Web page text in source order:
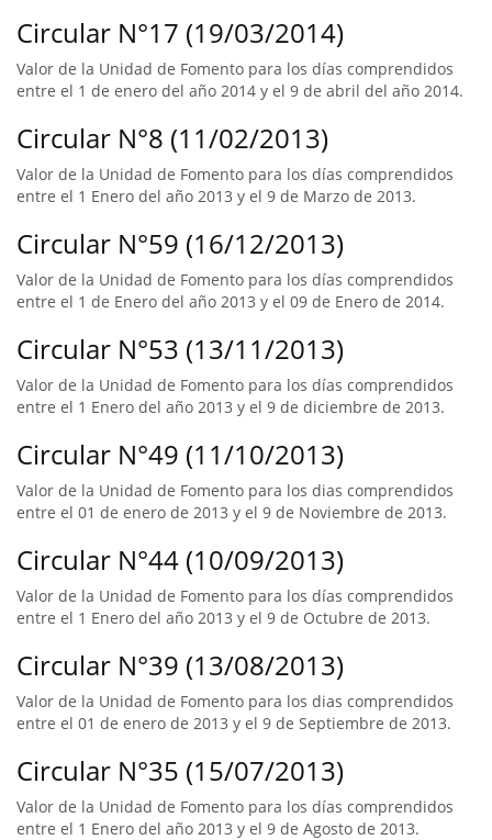
Circular N°17 (19/03/2014)
Valor de la Unidad de Fomento para los días comprendidos
entre el 1 de enero del año 2014 y el 9 de abril del año 2014.
Circular N°8 (11/02/2013)
Valor de la Unidad de Fomento para los días comprendidos
entre el 1 Enero del año 2013 y el 9 de Marzo de 2013.
Circular N°59 (16/12/2013)
Valor de la Unidad de Fomento para los días comprendidos
entre el 1 de Enero del año 2013 y el 09 de Enero de 2014.
Circular N°53 (13/11/2013)
Valor de la Unidad de Fomento para los días comprendidos
entre el 1 Enero del año 2013 y el 9 de diciembre de 2013.
Circular N°49 (11/10/2013)
Valor de la Unidad de Fomento para los dias comprendidos
entre el 01 de enero de 2013 y el 9 de Noviembre de 2013.
Circular N°44 (10/09/2013)
Valor de la Unidad de Fomento para los días comprendidos
entre el 1 Enero del año 2013 y el 9 de Octubre de 2013.
Circular N°39 (13/08/2013)
Valor de la Unidad de Fomento para los dias comprendidos
entre el 01 de enero de 2013 y el 9 de Septiembre de 2013.
Circular N°35 (15/07/2013)
Valor de la Unidad de Fomento para los días comprendidos
entre el 1 Enero del año 2013 y el 9 de Agosto de 2013.